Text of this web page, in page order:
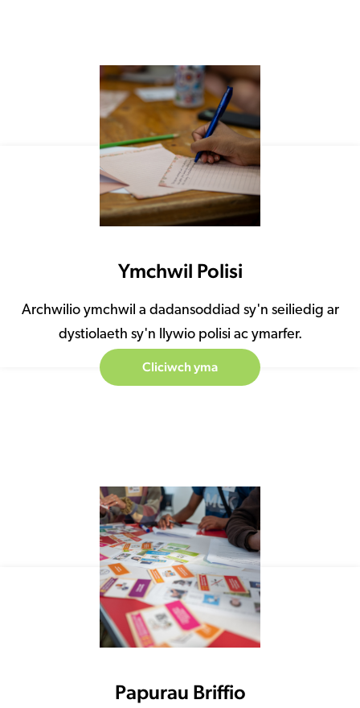
Ymchwil Polisi
Archwilio ymchwil a dadansoddiad sy'n seiliedig ar
dystiolaeth sy'n llywio polisi ac ymarfer.
Cliciwch yma
Papurau Briffio